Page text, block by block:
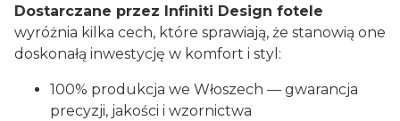
Dostarczane przez Infiniti Design fotele
wyróżnia kilka cech, które sprawiają, że stanowią one
doskonałą inwestycję w komfort i styl:
100% produkcja we Włoszech — gwarancja
precyzji, jakości i wzornictwa